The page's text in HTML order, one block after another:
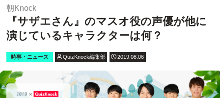
朝Knock
『サザエさん』のマスオ役の声優が他に
演じているキャラクターは何？
時事・ニュース QuizKnock編集部 2019.08.06